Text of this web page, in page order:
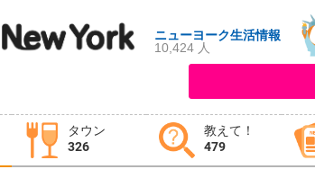
ニューヨーク生活情報
10,424 人
タウン
326
教えて！
479
えて！